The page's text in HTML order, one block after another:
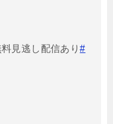
見逃し配信あり#